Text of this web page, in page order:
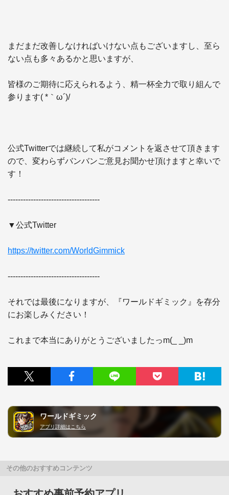
まだまだ改善しなければいけない点もございますし、至ら
ない点も多々あるかと思いますが、
皆様のご期待に応えられるよう、精一杯全力で取り組んで
参ります( *｀ω´)/
公式Twitterでは継続して私がコメントを返させて頂きます
ので、変わらずバンバンご意見お聞かせ頂けますと幸いで
す！
------------------------------------
▼公式Twitter
https://twitter.com/WorldGimmick
------------------------------------
それでは最後になりますが、『ワールドギミック』を存分
にお楽しみください！
これまで本当にありがとうございましたっm(_ _)m
ワールドギミック
アプリ詳細はこちら
その他のおすすめコンテンツ